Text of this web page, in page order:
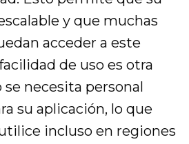
y que muchas
acceder a este
de uso es otra
se necesita personal
su aplicación, lo que
incluso en regiones